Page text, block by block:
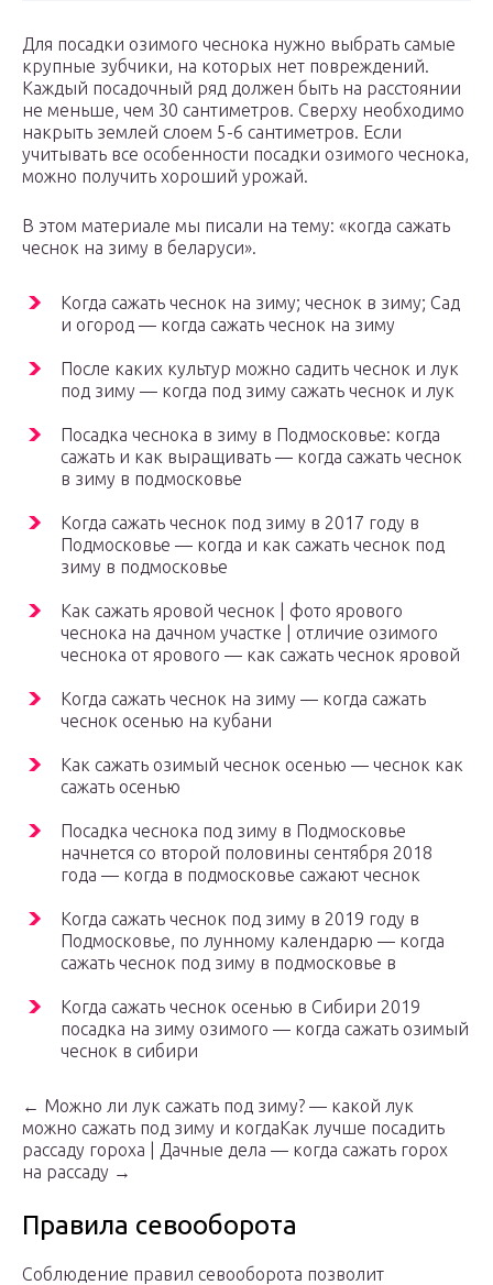
Для посадки озимого чеснока нужно выбрать самые
крупные зубчики, на которых нет повреждений.
Каждый посадочный ряд должен быть на расстоянии
не меньше, чем 30 сантиметров. Сверху необходимо
накрыть землей слоем 5-6 сантиметров. Если
учитывать все особенности посадки озимого чеснока,
можно получить хороший урожай.
В этом материале мы писали на тему: «когда сажать
чеснок на зиму в беларуси».
Когда сажать чеснок на зиму; чеснок в зиму; Сад
и огород — когда сажать чеснок на зиму
После каких культур можно садить чеснок и лук
под зиму — когда под зиму сажать чеснок и лук
Посадка чеснока в зиму в Подмосковье: когда
сажать и как выращивать — когда сажать чеснок
в зиму в подмосковье
Когда сажать чеснок под зиму в 2017 году в
Подмосковье — когда и как сажать чеснок под
зиму в подмосковье
Как сажать яровой чеснок | фото ярового
чеснока на дачном участке | отличие озимого
чеснока от ярового — как сажать чеснок яровой
Когда сажать чеснок на зиму — когда сажать
чеснок осенью на кубани
Как сажать озимый чеснок осенью — чеснок как
сажать осенью
Посадка чеснока под зиму в Подмосковье
начнется со второй половины сентября 2018
года — когда в подмосковье сажают чеснок
Когда сажать чеснок под зиму в 2019 году в
Подмосковье, по лунному календарю — когда
сажать чеснок под зиму в подмосковье в
Когда сажать чеснок осенью в Сибири 2019
посадка на зиму озимого — когда сажать озимый
чеснок в сибири
← Можно ли лук сажать под зиму? — какой лук
можно сажать под зиму и когдаКак лучше посадить
рассаду гороха | Дачные дела — когда сажать горох
на рассаду →
Правила севооборота
Соблюдение правил севооборота позволит